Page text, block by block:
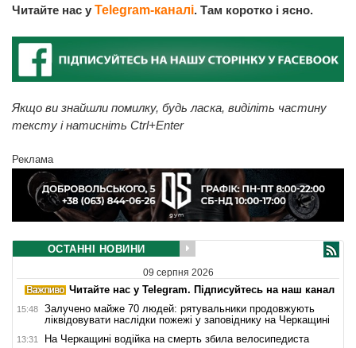
Читайте нас у Telegram-каналі. Там коротко і ясно.
Якщо ви знайшли помилку, будь ласка, виділіть частину
тексту і натисніть Ctrl+Enter
Реклама
ОСТАННІ НОВИНИ
09 серпня 2026
Читайте нас у Telegram. Підписуйтесь на наш канал
15:48
Залучено майже 70 людей: рятувальники продовжують
ліквідовувати наслідки пожежі у заповіднику на Черкащині
13:31 На Черкащині водійка на смерть збила велосипедиста